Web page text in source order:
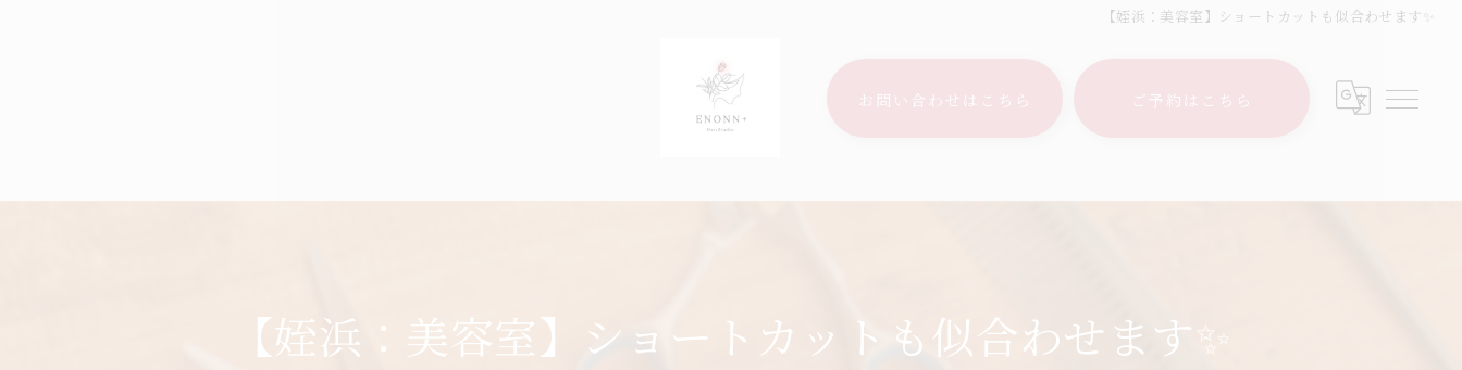
【姪浜：美容室】ショートカットも似合わせます✨
お問い合わせはこちら ご予約はこちら
【姪浜：美容室】ショートカットも似合わせます✨